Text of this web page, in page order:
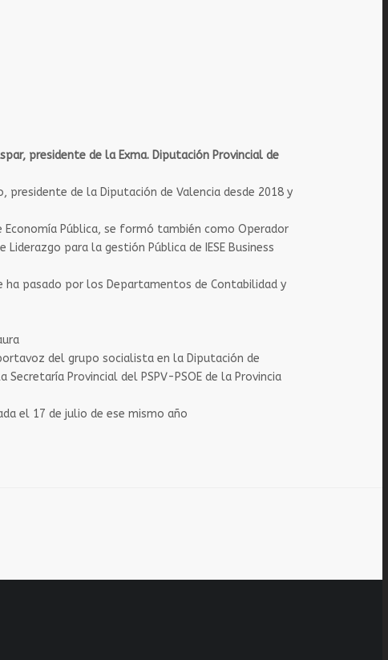
presidente de la Exma. Diputación Provincial de
presidente de la Diputación de Valencia desde 2018 y
Economía Pública, se formó también como Operador
para la gestión Pública de IESE Business
ha pasado por los Departamentos de Contabilidad y
del grupo socialista en la Diputación de
Provincial del PSPV-PSOE de la Provincia
el 17 de julio de ese mismo año